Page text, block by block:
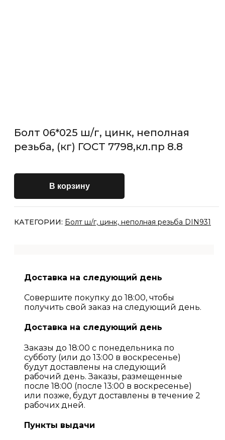
Болт 06*025 ш/г, цинк, неполная
резьба, (кг) ГОСТ 7798,кл.пр 8.8
В корзину
КАТЕГОРИИ: Болт ш/г, цинк, неполная резьба DIN931
Доставка на следующий день
Совершите покупку до 18:00, чтобы
получить свой заказ на следующий день.
Доставка на следующий день
Заказы до 18:00 с понедельника по
субботу (или до 13:00 в воскресенье)
будут доставлены на следующий
рабочий день. Заказы, размещенные
после 18:00 (после 13:00 в воскресенье)
или позже, будут доставлены в течение 2
рабочих дней.
Пункты выдачи